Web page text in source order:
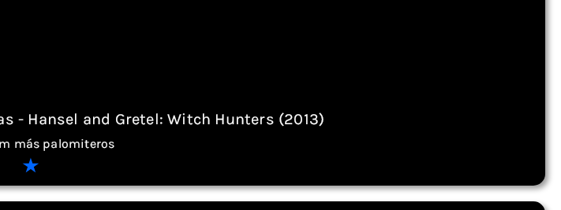
- Hansel and Gretel: Witch Hunters (2013)
más palomiteros